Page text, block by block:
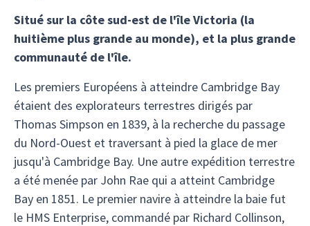
Situé sur la côte sud-est de l'île Victoria (la
huitième plus grande au monde), et la plus grande
communauté de l'île.
Les premiers Européens à atteindre Cambridge Bay
étaient des explorateurs terrestres dirigés par
Thomas Simpson en 1839, à la recherche du passage
du Nord-Ouest et traversant à pied la glace de mer
jusqu'à Cambridge Bay. Une autre expédition terrestre
a été menée par John Rae qui a atteint Cambridge
Bay en 1851. Le premier navire à atteindre la baie fut
le HMS Enterprise, commandé par Richard Collinson,